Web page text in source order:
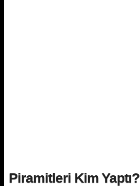
Piramitleri Kim Yaptı?